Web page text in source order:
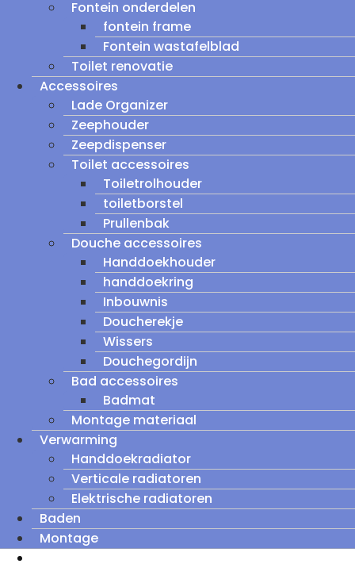
Fontein onderdelen
fontein frame
Fontein wastafelblad
Toilet renovatie
Accessoires
Lade Organizer
Zeephouder
Zeepdispenser
Toilet accessoires
Toiletrolhouder
toiletborstel
Prullenbak
Douche accessoires
Handdoekhouder
handdoekring
Inbouwnis
Doucherekje
Wissers
Douchegordijn
Bad accessoires
Badmat
Montage materiaal
Verwarming
Handdoekradiator
Verticale radiatoren
Elektrische radiatoren
Baden
Montage